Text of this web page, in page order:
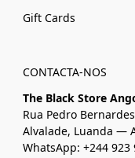
Gift Cards
CONTACTA-NOS
The Black Store
Rua Pedro
Alvalade, Luanda —
WhatsApp: +244 923